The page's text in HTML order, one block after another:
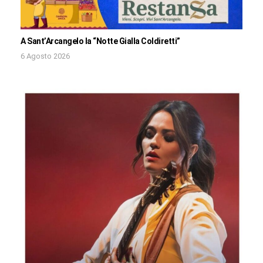
A Sant’Arcangelo la “Notte Gialla Coldiretti”
6 Agosto 2026